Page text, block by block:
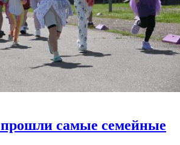
самые семейные